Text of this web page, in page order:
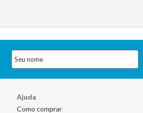
Ajuda
Como comprar